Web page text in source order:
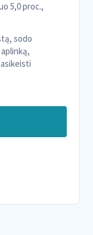
5,0 proc.,
sodo